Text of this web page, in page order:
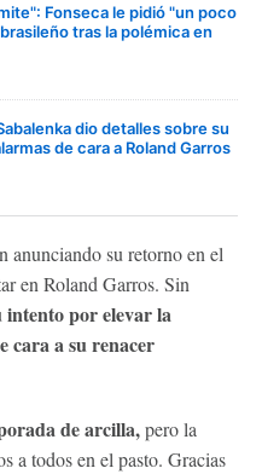
Fonseca le pidió "un poco
tras la polémica en
dio detalles sobre su
de cara a Roland Garros
anunciando su retorno en el
en Roland Garros. Sin
intento por elevar la
cara a su renacer
de arcilla,pero la
a todos en el pasto. Gracias